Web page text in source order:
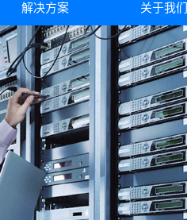
解决方案 关于我们